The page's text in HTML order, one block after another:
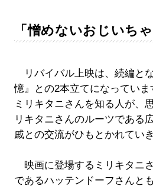
「憎めないおじいちゃ
リバイバル上映は、続編と
憶』との2本立てになってい
ミリキタニさんを知る人が、
リキタニさんのルーツである
戚との交流がひもとかれていき
映画に登場するミリキタニ
であるハッテンドーフさんと